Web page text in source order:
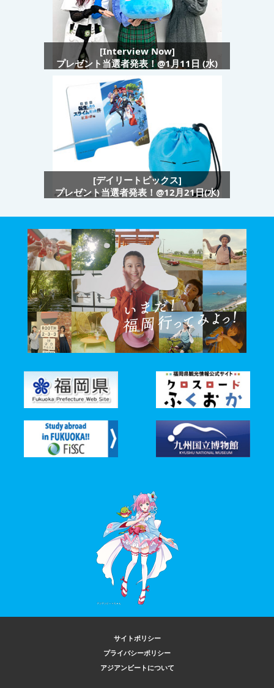
[Interview Now]
プレゼント当選者発表！@1月11日 (水)
[デイリートピックス]
プレゼント当選者発表！@12月21日(水)
サイトポリシー
プライバシーポリシー
アジアンビートについて